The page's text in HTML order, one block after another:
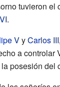
tuvieron el
.
VyCarlos III
a controlar
posesión del